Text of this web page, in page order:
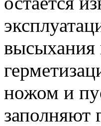
высыхания
ножом и
заполняют